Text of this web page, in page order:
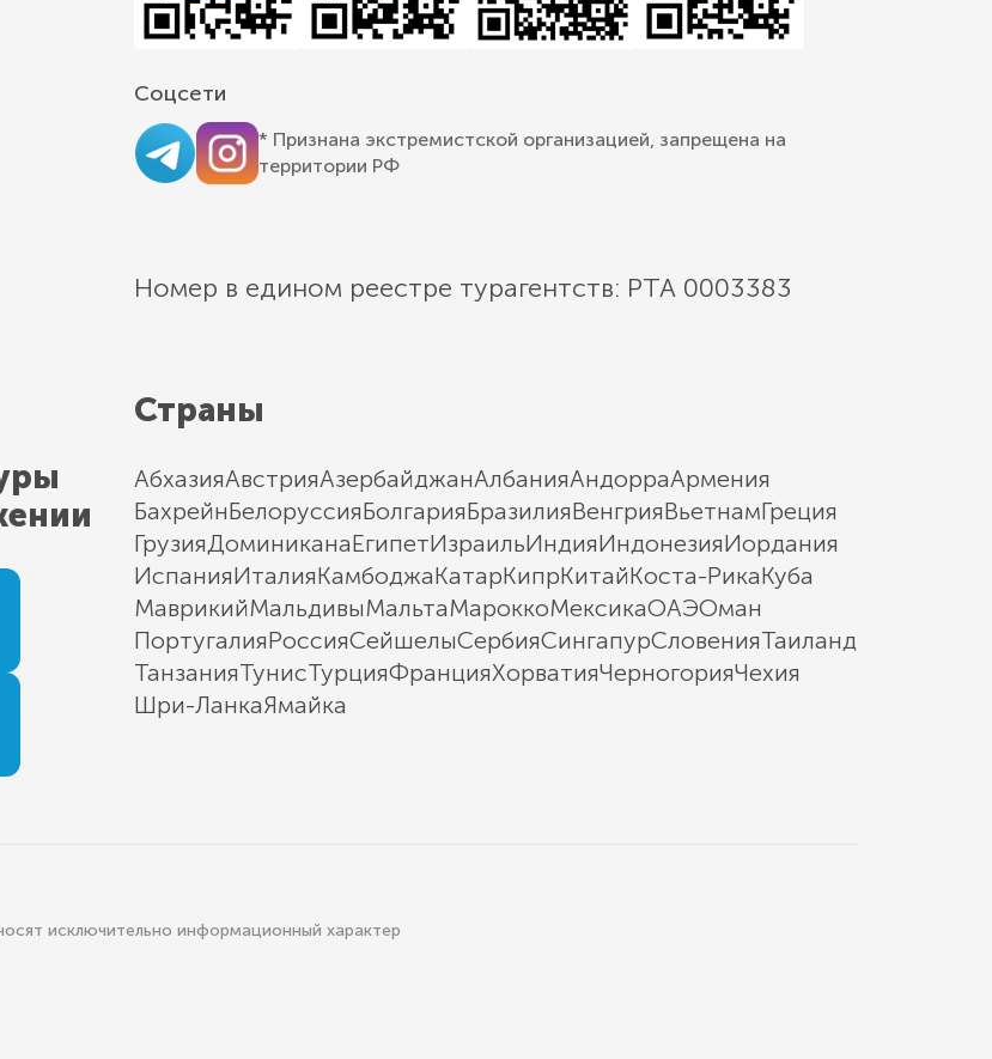
Соцсети
* Признана экстремистской организацией, запрещена на
территории РФ
Номер в едином реестре турагентств: РТА 0003383
Страны
АбхазияАвстрияАзербайджанАлбанияАндорраАрмения
БахрейнБелоруссияБолгарияБразилияВенгрияВьетнамГреция
ГрузияДоминиканаЕгипетИзраильИндияИндонезияИордания
ИспанияИталияКамбоджаКатарКипрКитайКоста-РикаКуба
МаврикийМальдивыМальтаМароккоМексикаОАЭОман
ПортугалияРоссияСейшелыСербияСингапурСловенияТаиланд
ТанзанияТунисТурцияФранцияХорватияЧерногорияЧехия
Шри-ЛанкаЯмайка
исключительно информационный характер